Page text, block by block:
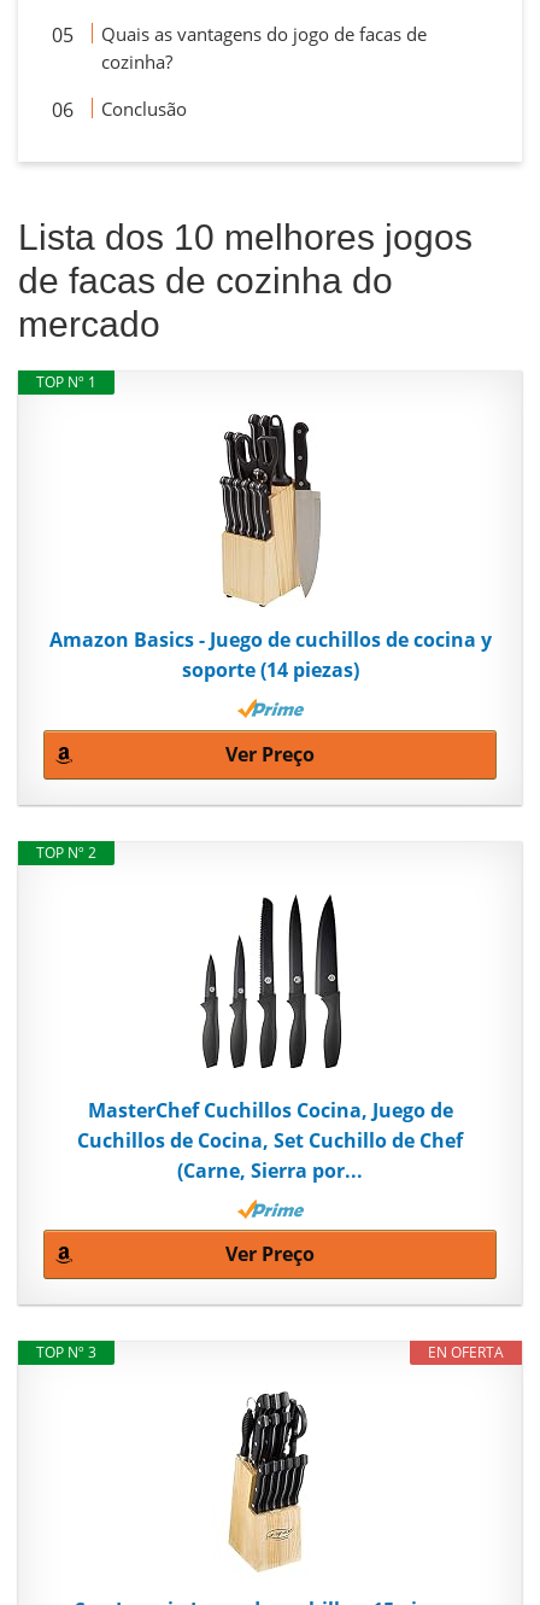
Quais as vantagens do jogo de facas de
cozinha?
Conclusão
Lista dos 10 melhores jogos
de facas de cozinha do
mercado
TOP Nº 1
Amazon Basics - Juego de cuchillos de cocina y
soporte (14 piezas)
Ver Preço
TOP Nº 2
MasterChef Cuchillos Cocina, Juego de
Cuchillos de Cocina, Set Cuchillo de Chef
(Carne, Sierra por...
Ver Preço
EN OFERTA
TOP Nº 3